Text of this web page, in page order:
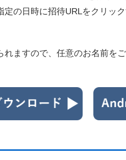
の日時に招待URLをクリッ
れますので、任意のお名前を